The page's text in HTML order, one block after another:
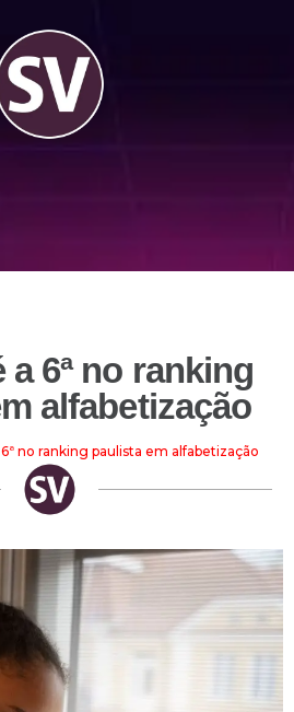
a 6ª no ranking
alfabetização
no ranking paulista em alfabetização